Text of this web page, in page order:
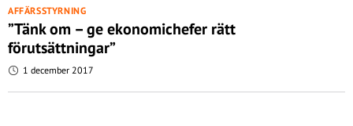
AFFÄRSSTYRNING
”Tänk om – ge ekonomichefer rätt
förutsättningar”
1 december 2017